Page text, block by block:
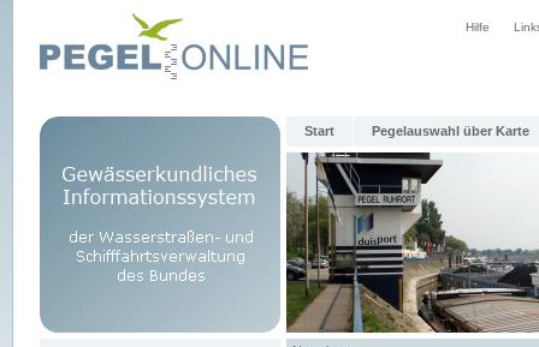
Hilfe
Start Pegelauswahl über Karte